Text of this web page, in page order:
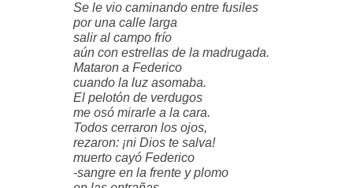
Se le vio caminando entre fusiles
por una calle larga
salir al campo frío
aún con estrellas de la madrugada.
Mataron a Federico
cuando la luz asomaba.
El pelotón de verdugos
me osó mirarle a la cara.
Todos cerraron los ojos,
rezaron: ¡ni Dios te salva!
muerto cayó Federico
-sangre en la frente y plomo